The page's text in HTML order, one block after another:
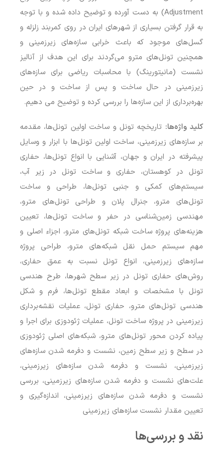
Adjustment) به دست آورده و توضیح داده شده و با توجه
به قرار گرفتن بسیاری از شهرهای ایران در روی کمربند زلزله و
گسل‌های موجود که باعث خرابی سازه‌های زیرزمینی و
همچنین تونل‌های مترو می‌گردند برای این هدف از آنالیز
نشست (مانیتورینگ) با محاسبات ریاضی برای سازه‌های
زیرزمینی در حال ساخت و پس از ساخت و در حین
بهره‌برداری از این سازه‌ها را بررسی کرده و توضیح می دهیم.
کلید واژه‌ها: تاریخچه تونل و ساخت اولین تونل‌ها، مقدمه
بر سازه‌های زیرزمینی، ساخت اولین تونل‌ها با ابزار و وسایل
پیشرفته در ایران و جهان، آشنایی با انواع تونل‌ها، حفاری
تونل در کوهستان، حفاری و ساخت تونل در زیر آب،
سیستم‌های کمکی و جنبی تونل‌ها، طراحی و ساخت
تونل‌های مترو، جنرال پلان و طراحی تونل‌های مترو،
مهندسی زمین‌شناسی در حفر و ساخت تونل‌ها، تعیین
هزینه‌های پروژه ساخت شبکه تونل‌های مترو، اجزاء اصلی و
مهم سیستم حمل نقل شبکه‌های مترو، طراحی پروژه
سازه‌های زیرزمینی، انواع تونل نسبت به عمق حفاری،
روش‌های حفاری تونل در زیر سطح شهرها، طرح هندسی
تونل با مشخصات و ابعاد مقطع تونل‌ها، فرم و شکل
هندسی تونل‌های مترو، حفاری تونل، عملیات نقشه‌برداری
زیرزمینی در پروژه ساخت تونل، عملیات ژئودوزی برای اجرا و
پیاده کردن محور تونل‌های مترو، شبکه‌های اصلی ژئودوزی
در سطح و زیر سطح زمین، نشست و دفرمه شدن سازه‌های
زیرزمینی، نشست و دفرمه شدن سازه‌های زیرزمینی،
علت‌های نشست و دفرمه شدن سازه‌های زیرزمینی، بررسی
نشست و دفرمه شدن سازه‌های زیرزمینی، اندازه‌گیری و
تعیین مقدار نشست سازه‌های زیرزمینی
نقد و بررسی‌ها